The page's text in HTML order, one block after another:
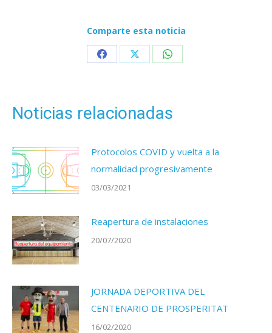
Comparte esta noticia
Share Share Share
Noticias relacionadas
Protocolos COVID y vuelta a la
normalidad progresivamente
03/03/2021
Reapertura de instalaciones
20/07/2020
JORNADA DEPORTIVA DEL
CENTENARIO DE PROSPERITAT
16/02/2020